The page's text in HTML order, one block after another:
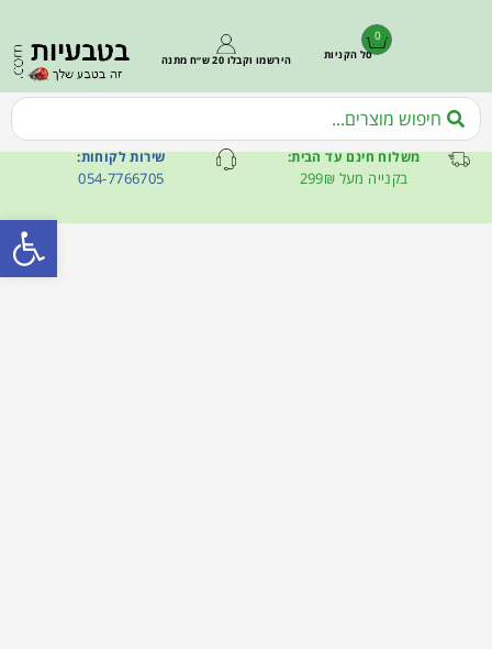
0
סל הקניות הירשמו וקבלו 20 ש״ח מתנה
משלוח חינם עד הבית:
בקנייה מעל 299₪
שירות לקוחות:
054-7766705
פתח